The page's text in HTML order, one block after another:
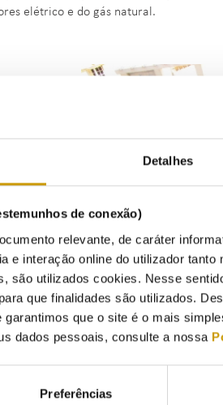
Detalhes
de conexão)
relevante, de caráter
e interação online do utilizador
são utilizados cookies. Nesse
que finalidades são utilizados.
garantimos que o site é o mais
dados pessoais, consulte a nossa
Preferências
elétrico e do gás natural.